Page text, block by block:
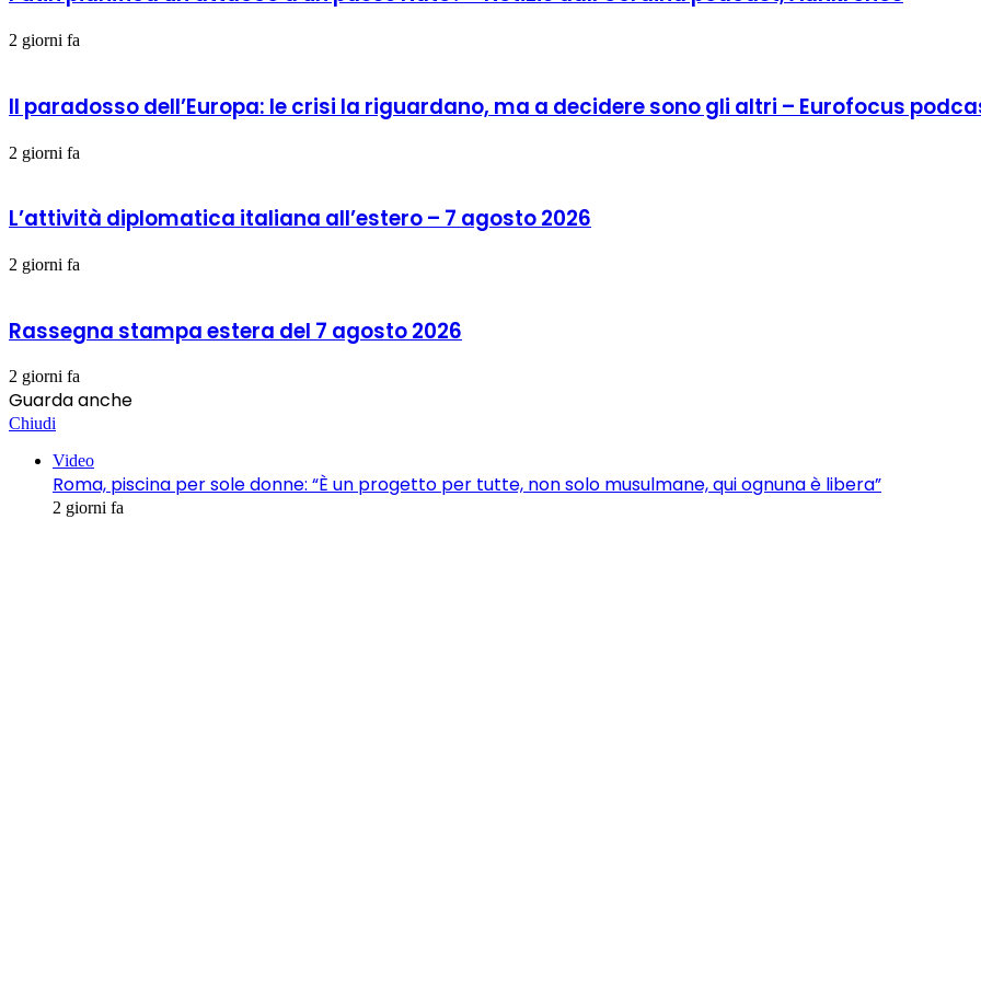
2 giorni fa
Il paradosso dell’Europa: le crisi la riguardano, ma a decidere sono gli altri – Eurofocus
2 giorni fa
L’attività diplomatica italiana all’estero – 7 agosto 2026
2 giorni fa
Rassegna stampa estera del 7 agosto 2026
2 giorni fa
Guarda anche
Chiudi
Video
Roma, piscina per sole donne: “È un progetto per tutte, non solo musulmane, qui ognuna è libera”
2 giorni fa